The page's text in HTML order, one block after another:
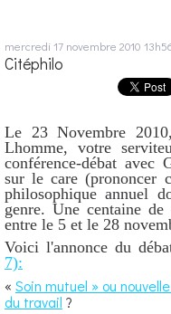
mercredi 17 novembre 2010
Citéphilo
Le 23 Novembre
Lhomme, votre
conférence-débat avec
sur le care (prononcer
philosophique annuel
genre. Une centaine
entre le 5 et le 28
Voici l'annonce du
7):
« Soin mutuel » ou
du travail ?